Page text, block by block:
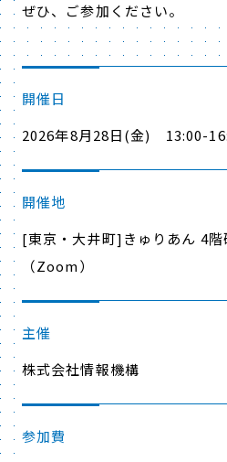
ぜひ、ご参加ください。
開催日
2026年8月28日(金) 13:00-
開催地
[東京・大井町]きゅりあん 4
（Zoom）
主催
株式会社情報機構
参加費